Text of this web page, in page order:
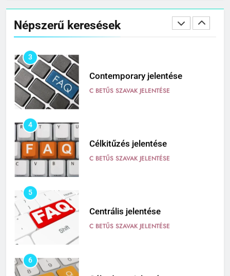
Népszerű keresésekC BETŰS SZAVAK JELENTÉSE
3
Contemporary jelentése
4
Célkitűzés jelentése
5
Centrális jelentése
6